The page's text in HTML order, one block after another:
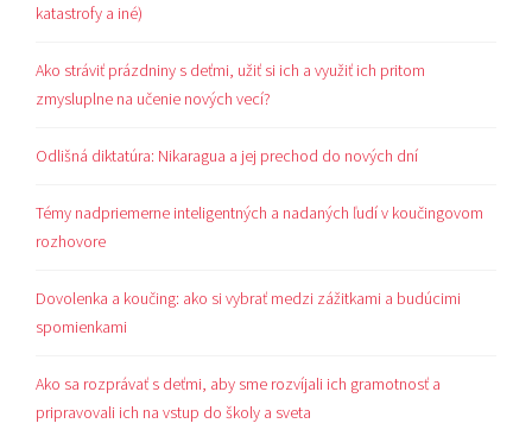
katastrofy a iné)
Ako stráviť prázdniny s deťmi, užiť si ich a využiť ich pritom
zmysluplne na učenie nových vecí?
Odlišná diktatúra: Nikaragua a jej prechod do nových dní
Témy nadpriemerne inteligentných a nadaných ľudí v koučingovom
rozhovore
Dovolenka a koučing: ako si vybrať medzi zážitkami a budúcimi
spomienkami
Ako sa rozprávať s deťmi, aby sme rozvíjali ich gramotnosť a
pripravovali ich na vstup do školy a sveta